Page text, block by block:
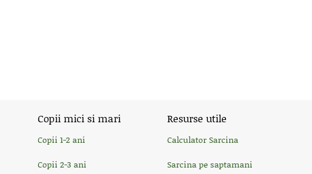
Copii mici si mari
Copii 1-2 ani
Copii 2-3 ani
Resurse utile
Calculator Sarcina
Sarcina pe saptamani